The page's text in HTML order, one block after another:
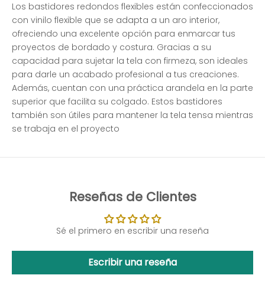
Los bastidores redondos flexibles están confeccionados
con vinilo flexible que se adapta a un aro interior,
ofreciendo una excelente opción para enmarcar tus
proyectos de bordado y costura. Gracias a su
capacidad para sujetar la tela con firmeza, son ideales
para darle un acabado profesional a tus creaciones.
Además, cuentan con una práctica arandela en la parte
superior que facilita su colgado. Estos bastidores
también son útiles para mantener la tela tensa mientras
se trabaja en el proyecto
Reseñas de Clientes
Sé el primero en escribir una reseña
Escribir una reseña